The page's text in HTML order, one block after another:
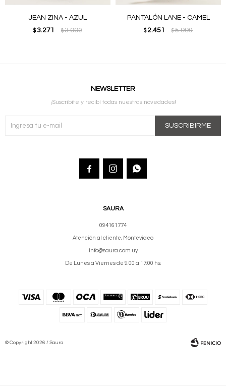
JEAN ZINA - AZUL
$3.271 $3.990
PANTALÓN LANE - CAMEL
$2.451 $5.990
SAURA
094161774
Atención al cliente, Montevideo
info@saura.com.uy
De Lunes a Viernes de 9:00 a 17:00 hs.
NEWSLETTER
¡Suscribite y recibí todas nuestras novedades!
SUSCRIBIRME
  
© Copyright 2026 / Saura